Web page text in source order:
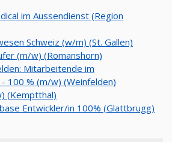
im Aussendienst (Region
Schweiz (w/m) (St. Gallen)
(m/w) (Romanshorn)
Mitarbeitende im
100 % (m/w) (Weinfelden)
(Kemptthal)
Entwickler/in 100% (Glattbrugg)